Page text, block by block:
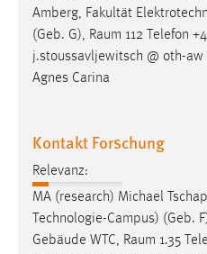
Amberg, Fakultät
(Geb. G), Raum 112 Telefon
j.stoussavljewitsch @ oth-
Agnes Carina
Kontakt Forschung
Relevanz:
MA (research) Michael
Technologie-Campus) (Geb.
Gebäude WTC, Raum 1.35